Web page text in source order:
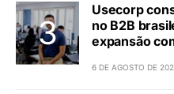
Usecorp
no B2B
expansão
6 DE AGOSTO DE